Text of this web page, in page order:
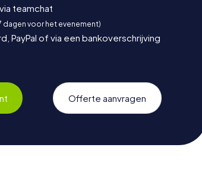
teamchat
dagen voor het evenement)
PayPal of via een bankoverschrijving
Offerte aanvragen